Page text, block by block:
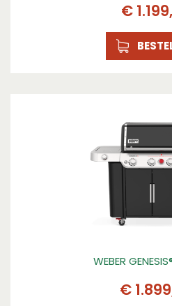
Windbestendig
Uitneembaar
Materiaal barbecue
Bruikbaar zonder
€ 1.199,
WEBER
€ 1.899